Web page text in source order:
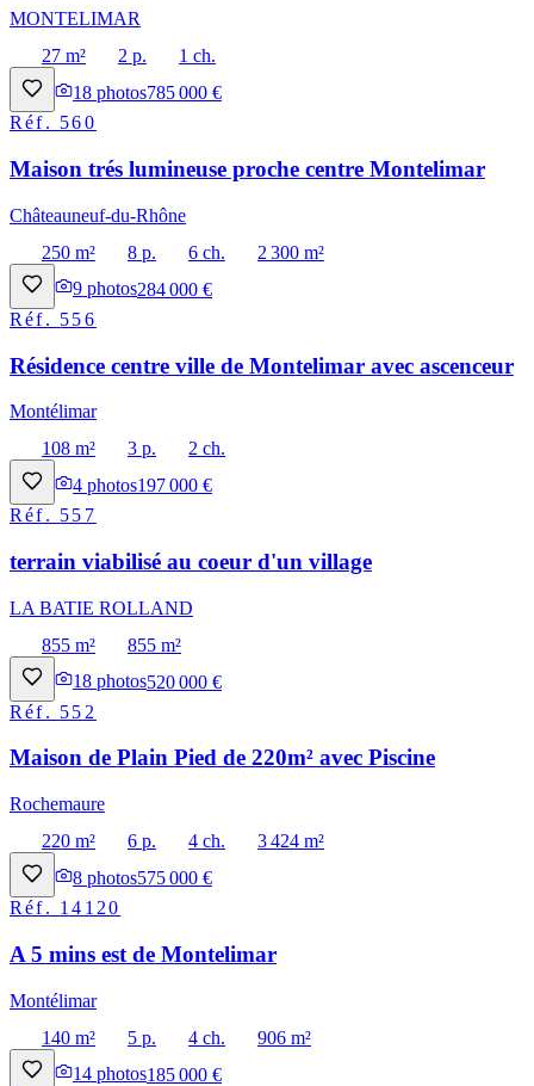
MONTELIMAR
27 m²
2 p.
1 ch.
18 photos785 000 €
Réf. 560
Maison trés lumineuse proche centre Montelimar
Châteauneuf-du-Rhône
250 m²
8 p. 6 ch.
2 300 m²
9 photos284 000 €
Réf. 556
Résidence centre ville de Montelimar avec ascenceur
Montélimar
108 m²
3 p.
2 ch.
4 photos197 000 €
Réf. 557
terrain viabilisé au coeur d'un village
LA BATIE ROLLAND
855 m²
855 m²
18 photos520 000 €
Réf. 552
Maison de Plain Pied de 220m² avec Piscine
Rochemaure
220 m²
6 p. 4 ch.
3 424 m²
8 photos575 000 €
Réf. 14120
A 5 mins est de Montelimar
Montélimar
140 m²
5 p. 4 ch.
906 m²
14 photos185 000 €